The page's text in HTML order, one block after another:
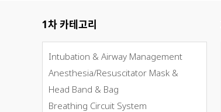
1차 카테고리
Intubation & Airway Management
Anesthesia/Resuscitator Mask &
Head Band & Bag
Breathing Circuit System